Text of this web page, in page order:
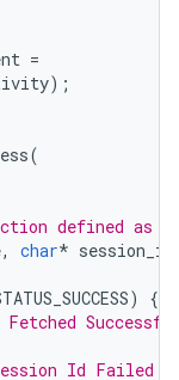
=
);
(
defined as
, char* session_id
)
{
Id Failed